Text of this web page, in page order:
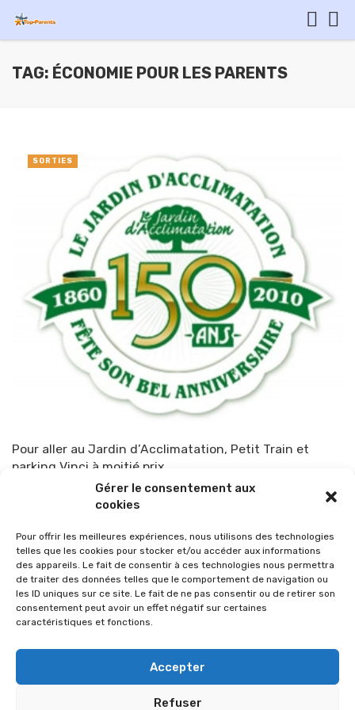
Gérer le consentement aux
cookies
Pour offrir les meilleures expériences, nous utilisons des technologies
telles que les cookies pour stocker et/ou accéder aux informations
des appareils. Le fait de consentir à ces technologies nous permettra
de traiter des données telles que le comportement de navigation ou
les ID uniques sur ce site. Le fait de ne pas consentir ou de retirer son
consentement peut avoir un effet négatif sur certaines
caractéristiques et fonctions.
Accepter
Refuser
TAG: ÉCONOMIE POUR LES PARENTS
Pour aller au Jardin d’Acclimatation, Petit Train et
parking Vinci à moitié prix.
TOP-PARENTS 18 mars 2010
SORTIES